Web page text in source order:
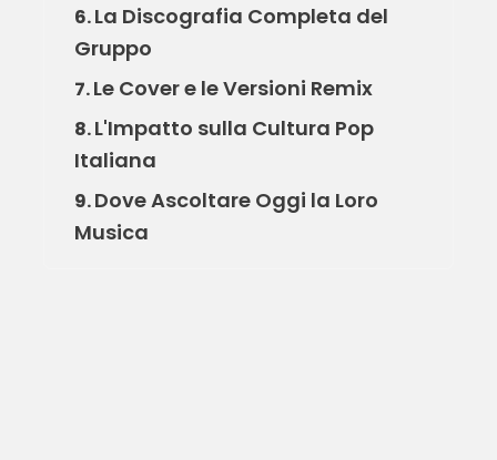
6.La Discografia Completa del
Gruppo
7.Le Cover e le Versioni Remix
8.L'Impatto sulla Cultura Pop
Italiana
9.Dove Ascoltare Oggi la Loro
Musica